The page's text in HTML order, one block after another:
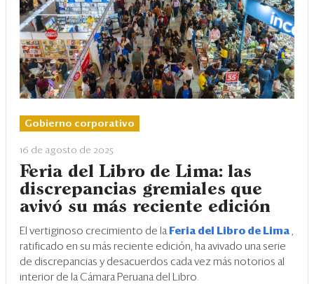
Gobierno corporativo
16 de agosto de 2025
Feria del Libro de Lima: las
discrepancias gremiales que
avivó su más reciente edición
El vertiginoso crecimiento de la Feria del Libro de Lima
ratificado en su más reciente edición, ha avivado una serie
de discrepancias y desacuerdos cada vez más notorios al
interior de la Cámara Peruana del Libro.